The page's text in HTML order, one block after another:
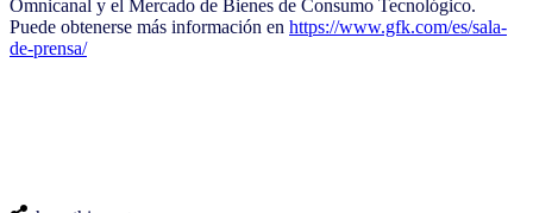
Omnicanal y el Mercado de Bienes de Consumo Tecnológico.
Puede obtenerse más información en https://www.gfk.com/es/sala-
de-prensa/